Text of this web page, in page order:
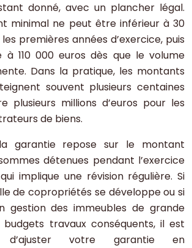
donné, avec un plancher légal.
minimal ne peut être inférieur à 30
premières années d’exercice, puis
110 000 euros dès que le volume
Dans la pratique, les montants
souvent plusieurs centaines
plusieurs millions d’euros pour les
de biens.
garantie repose sur le montant
détenues pendant l’exercice
implique une révision régulière. Si
de copropriétés se développe ou si
gestion des immeubles de grande
travaux conséquents, il est
d’ajuster votre garantie en